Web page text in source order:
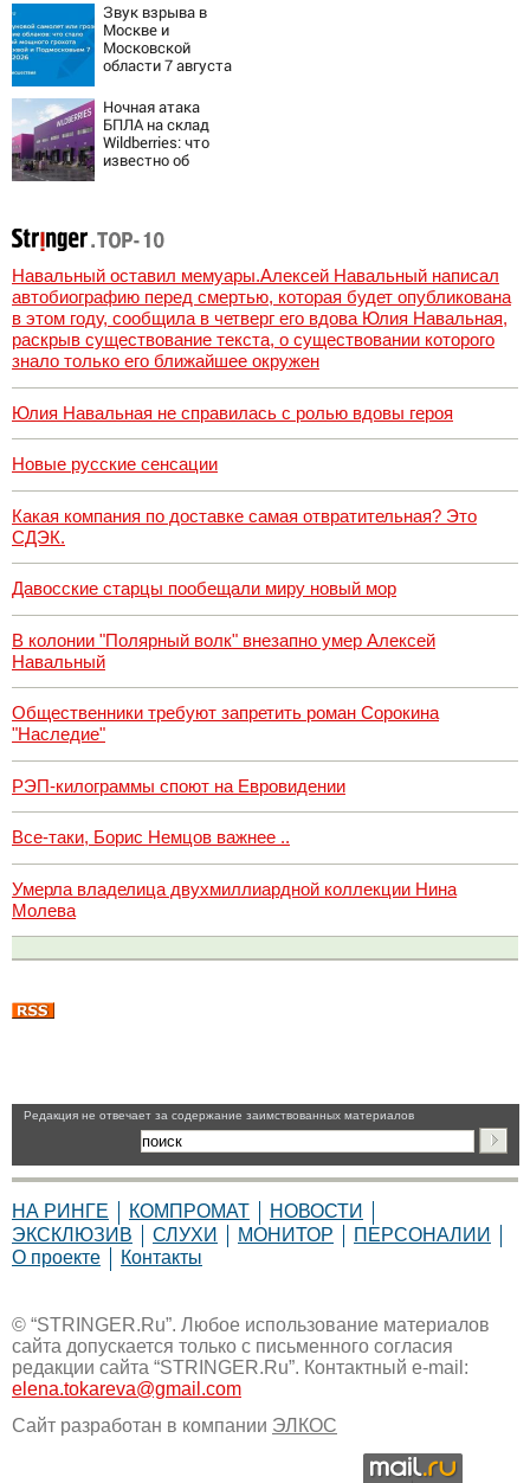
Звук взрыва в
Москве и
Московской
области 7 августа
Причины,
источник, откуда
был громкий
хлопок
Ночная атака
БПЛА на склад
Wildberries: что
известно об
07/08/2026 –
Новости
Навальный оставил мемуары.Алексей Навальный написал
автобиографию перед смертью, которая будет опубликована
в этом году, сообщила в четверг его вдова Юлия Навальная,
раскрыв существование текста, о существовании которого
знало только его ближайшее окружен
Юлия Навальная не справилась с ролью вдовы героя
Новые русские сенсации
Какая компания по доставке самая отвратительная? Это
СДЭК.
Давосские старцы пообещали миру новый мор
В колонии "Полярный волк" внезапно умер Алексей
Навальный
Общественники требуют запретить роман Сорокина
"Наследие"
РЭП-килограммы споют на Евровидении
Все-таки, Борис Немцов важнее ..
Умерла владелица двухмиллиардной коллекции Нина
Молева
Pедакция не отвечает за содержание заимствованных материалов
НА РИНГЕ КОМПРОМАТ
НОВОСТИ
ЭКСКЛЮЗИВ
СЛУХИ МОНИТОР
ПЕРСОНАЛИИ
О проекте
Контакты
© “STRINGER.Ru”. Любое использование материалов
сайта допускается только с письменного согласия
редакции сайта “STRINGER.Ru”. Контактный e-mail:
elena.tokareva@gmail.com
Сайт разработан в компании ЭЛКОС